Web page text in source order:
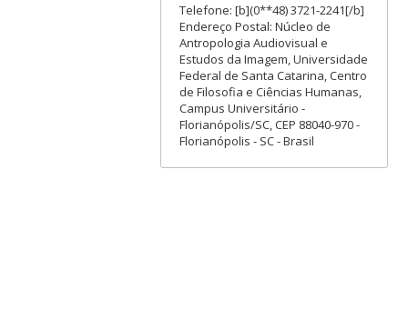
Telefone: [b](0**48) 3721-2241[/b]
Endereço Postal: Núcleo de
Antropologia Audiovisual e
Estudos da Imagem, Universidade
Federal de Santa Catarina, Centro
de Filosofia e Ciências Humanas,
Campus Universitário -
Florianópolis/SC, CEP 88040-970 -
Florianópolis - SC - Brasil